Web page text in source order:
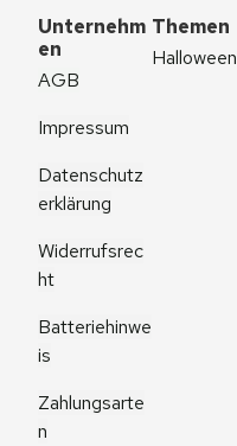
Unternehm
en
AGB
Impressum
Datenschutz
erklärung
Widerrufsrec
ht
Batteriehinwe
is
Zahlungsarte
n
Themen
Halloween